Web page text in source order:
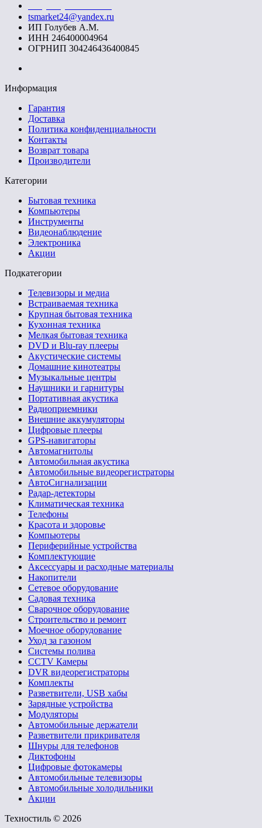
tsmarket24@yandex.ru
ИП Голубев А.М.
ИНН 246400004964
ОГРНИП 304246436400845
Информация
Гарантия
Доставка
Политика конфиденциальности
Контакты
Возврат товара
Производители
Категории
Бытовая техника
Компьютеры
Инструменты
Видеонаблюдение
Электроника
Акции
Подкатегории
Телевизоры и медиа
Встраиваемая техника
Крупная бытовая техника
Кухонная техника
Мелкая бытовая техника
DVD и Blu-ray плееры
Акустические системы
Домашние кинотеатры
Музыкальные центры
Наушники и гарнитуры
Портативная акустика
Радиоприемники
Внешние аккумуляторы
Цифровые плееры
GPS-навигаторы
Автомагнитолы
Автомобильная акустика
Автомобильные видеорегистраторы
АвтоСигнализации
Радар-детекторы
Климатическая техника
Телефоны
Красота и здоровье
Компьютеры
Периферийные устройства
Комплектующие
Аксессуары и расходные материалы
Накопители
Сетевое оборудование
Садовая техника
Сварочное оборудование
Строительство и ремонт
Моечное оборудование
Уход за газоном
Системы полива
CCTV Камеры
DVR видеорегистраторы
Комплекты
Разветвители, USB хабы
Зарядные устройства
Модуляторы
Автомобильные держатели
Разветвители прикривателя
Шнуры для телефонов
Диктофоны
Цифровые фотокамеры
Автомобильные телевизоры
Автомобильные холодильники
Акции
Техностиль © 2026